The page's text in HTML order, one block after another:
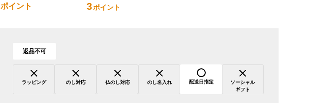
ポイント 3ポイント
返品不可
ラッピング のし対応 仏のし対応 のし名入れ 配送日指定
ソーシャル
ギフト